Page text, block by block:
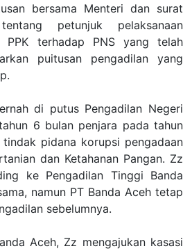
bersama Menteri dan surat
petunjuk pelaksanaan
PPK terhadap PNS yang telah
puitusan pengadilan yang
di putus Pengadilan Negeri
6 bulan penjara pada tahun
pidana korupsi pengadaan
dan Ketahanan Pangan. Zz
ke Pengadilan Tinggi Banda
namun PT Banda Aceh tetap
sebelumnya.
Aceh, Zz mengajukan kasasi